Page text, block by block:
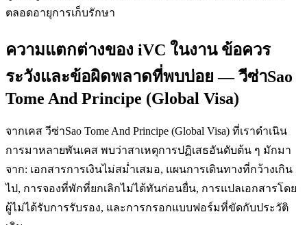
ตลอดอายุการเก็บรักษา
ความแตกต่างของ iVC ในงาน ข้อควร
ระวังและข้อผิดพลาดที่พบบ่อย — วีซ่าSao
Tome And Principe (Global Visa)
จากเคส วีซ่าSao Tome And Principe (Global Visa) ที่เราดำเนิน
การมาหลายพันเคส พบว่าสาเหตุการปฏิเสธอันดับต้น ๆ มักมา
จาก: เอกสารการเงินไม่สม่ำเสมอ, แผนการเดินทางที่กว้างเกิน
ไป, การจองที่พักที่ยกเลิกไม่ได้ทันก่อนยื่น, การแปลเอกสารโดย
ผู้ไม่ได้รับการรับรอง, และการกรอกแบบฟอร์มที่ขัดกับประวัติ